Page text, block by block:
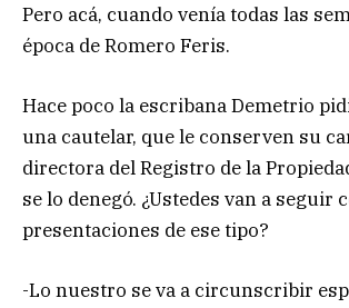
Pero acá, cuando venía todas las
época de Romero Feris.
Hace poco la escribana Demetrio
una cautelar, que le conserven su
directora del Registro de la
se lo denegó. ¿Ustedes van a seguir
presentaciones de ese tipo?
-Lo nuestro se va a circunscribir